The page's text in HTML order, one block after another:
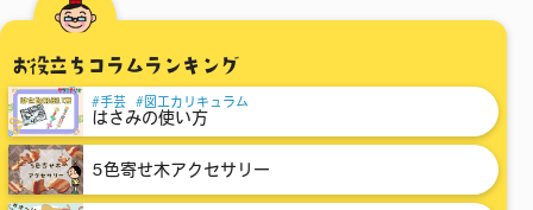
お役立ちコラムランキング
手芸 図工カリキュラム
はさみの使い方
5色寄せ木アクセサリー